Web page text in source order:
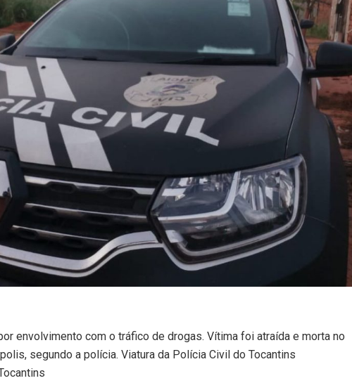
envolvimento com o tráfico de drogas. Vítima foi atraída e morta no
segundo a polícia. Viatura da Polícia Civil do Tocantins